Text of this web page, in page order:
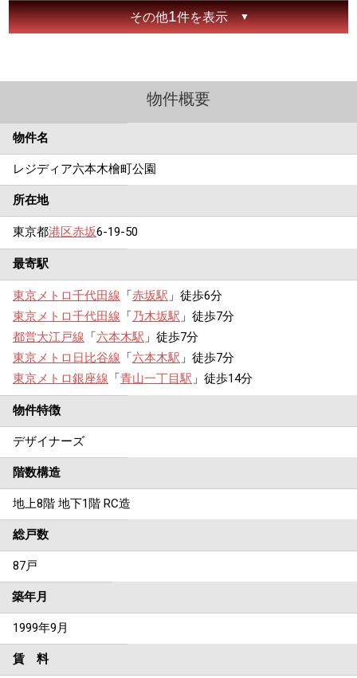
その他1件を表示
物件概要
物件名
レジディア六本木檜町公園
所在地
東京都港区赤坂6-19-50
最寄駅
東京メトロ千代田線 「赤坂駅 」徒歩6分
東京メトロ千代田線 「乃木坂駅 」徒歩7分
都営大江戸線 「六本木駅 」徒歩7分
東京メトロ日比谷線 「六本木駅 」徒歩7分
東京メトロ銀座線 「青山一丁目駅 」徒歩14分
物件特徴
デザイナーズ
階数構造
地上8階 地下1階 RC造
総戸数
87戸
築年月
1999年9月
賃 料